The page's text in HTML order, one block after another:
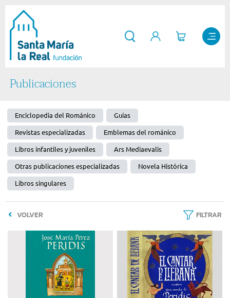
Publicaciones
Enciclopedia del Románico Guías
Revistas especializadas Emblemas del románico
Libros infantiles y juveniles Ars Mediaevalis
Otras publicaciones especializadas Novela Histórica
Libros singulares
VOLVER FILTRAR